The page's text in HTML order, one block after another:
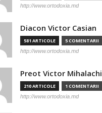
http://www.ortodoxia.md
Diacon Victor Casian
581 ARTICOLE 5 COMENTARII
http://www.ortodoxia.md
Preot Victor Mihalachi
210 ARTICOLE 1 COMENTARII
http://www.ortodoxia.md